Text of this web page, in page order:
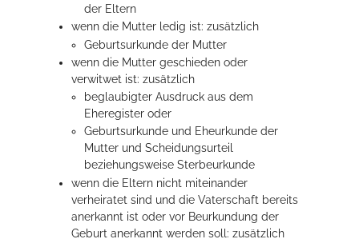
der Eltern
wenn die Mutter ledig ist: zusätzlich
Geburtsurkunde der Mutter
wenn die Mutter geschieden oder
verwitwet ist: zusätzlich
beglaubigter Ausdruck aus dem
Eheregister oder
Geburtsurkunde und Eheurkunde der
Mutter und Scheidungsurteil
beziehungsweise Sterbeurkunde
wenn die Eltern nicht miteinander
verheiratet sind und die Vaterschaft bereits
anerkannt ist oder vor Beurkundung der
Geburt anerkannt werden soll: zusätzlich